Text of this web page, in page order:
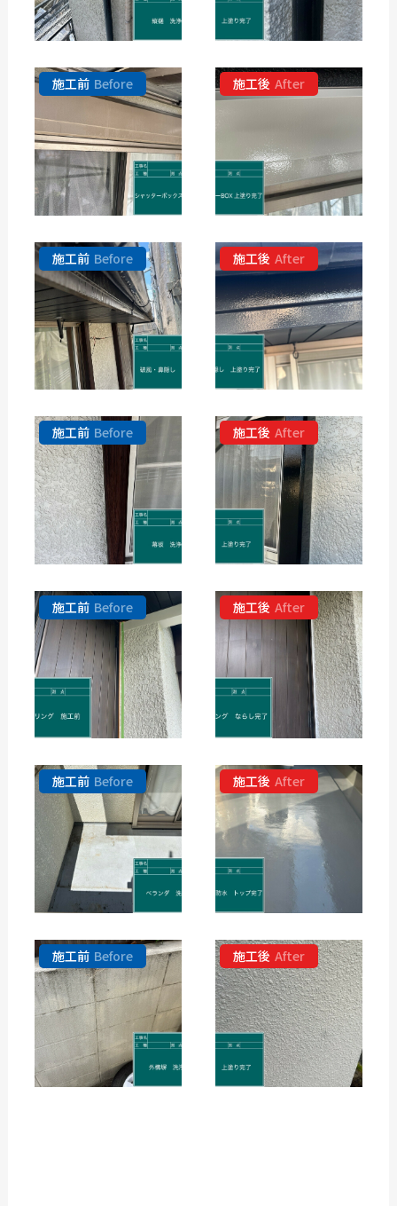
施工前 Before 施工後 After
施工前 Before 施工後 After
施工前 Before 施工後 After
施工前 Before 施工後 After
施工前 Before 施工後 After
施工前 Before 施工後 After